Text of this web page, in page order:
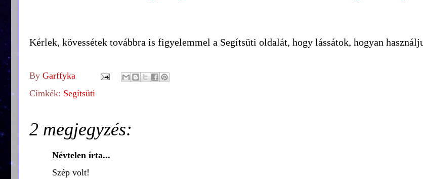
Kérlek, kövessétek továbbra is figyelemmel a Segítsüti oldalát, hogy lássátok, hogyan
By Garffyka
Címkék: Segítsüti
2 megjegyzés:
Névtelen írta...
Szép volt!